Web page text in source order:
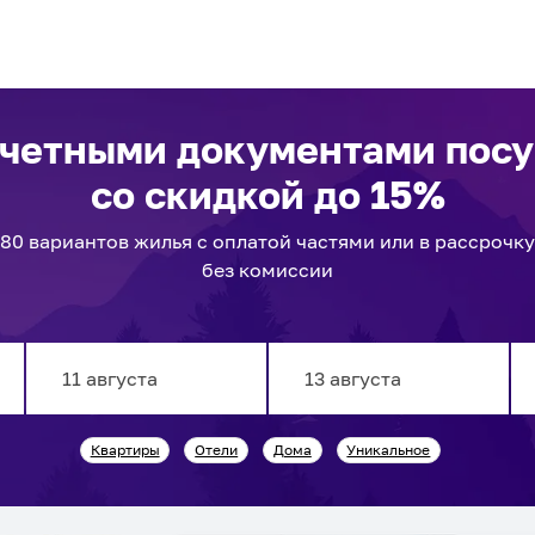
документами
со скидкой до 15%
80 вариантов жилья с оплатой частями или в рассрочку
без комиссии
forward
interact
backward
interact
Квартиры Отели Дома Уникальное